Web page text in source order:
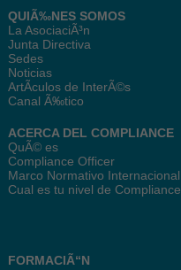
QUIÃ‰NES SOMOS
La AsociaciÃ³n
Junta Directiva
Sedes
Noticias
ArtÃ­culos de InterÃ©s
Canal Ã‰tico
ACERCA DEL COMPLIANCE
QuÃ© es
Compliance Officer
Marco Normativo Internacional
Cual es tu nivel de Compliance
FORMACIÃ“N